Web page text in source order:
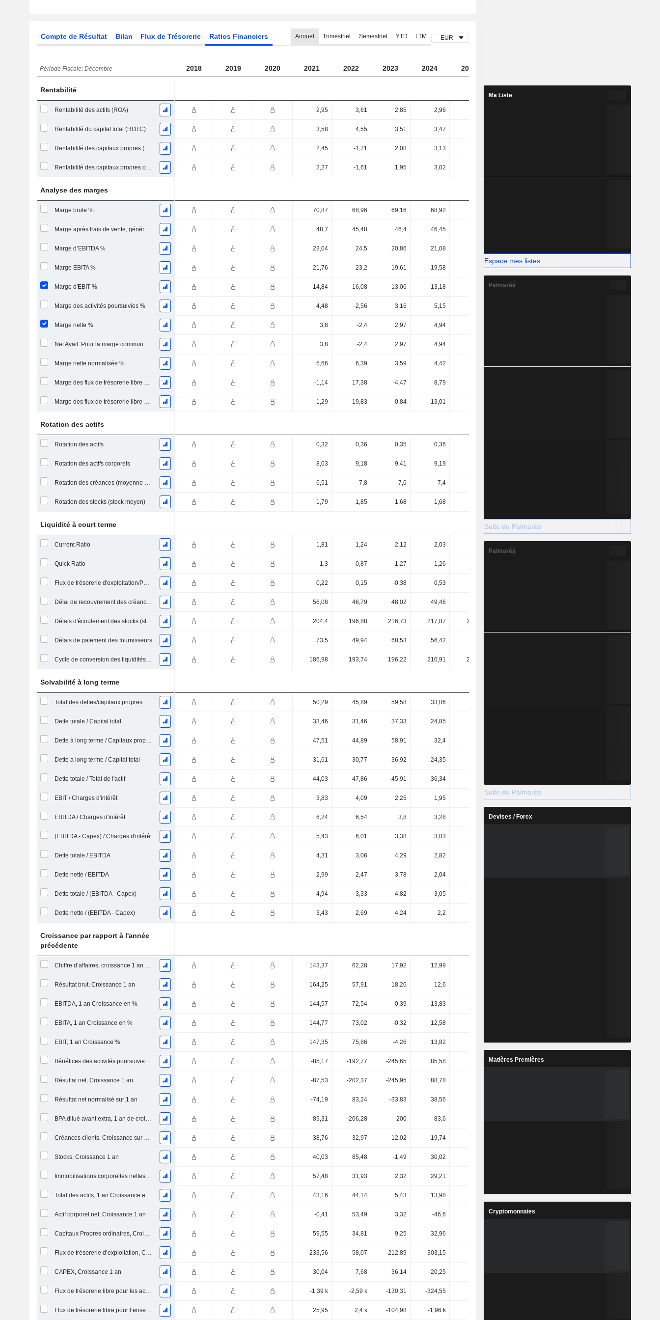
Compte de Résultat Bilan Flux de Trésorerie Ratios Financiers Annuel Trimestriel Semestriel YTD LTM EUR
Période Fiscale: Décembre 2018 2019 2020 2021 2022 2023 2024 2025
Rentabilité
Rentabilité des actifs (ROA) 2,95 3,61 2,85 2,96
Rentabilité du capital total (ROTC) 3,58 4,55 3,51 3,47
Rentabilité des capitaux propres (ROE) 2,45 -1,71 2,08 3,13
Rentabilité des capitaux propres ordinaires 2,27 -1,61 1,95 3,02
Analyse des marges
Marge brute % 70,87 68,96 69,16 68,92
Marge après frais de vente, généraux et administratifs % 48,7 45,48 46,4 46,45
Marge d’EBITDA % 23,04 24,5 20,86 21,08
Marge EBITA % 21,76 23,2 19,61 19,58 21,81
Marge d'EBIT % 14,84 16,08 13,06 13,18
Marge des activités poursuivies % 4,48 -2,56 3,16 5,15
Marge nette % 3,8 -2,4 2,97 4,94
Net Avail. Pour la marge commune % 3,8 -2,4 2,97 4,94
Marge nette normalisée % 5,66 6,39 3,59 4,42
Marge des flux de trésorerie libre pour les actionnaires -1,14 17,38 -4,47 8,79
Marge des flux de trésorerie libre pour l’ensemble des pourvoyeurs de fonds 1,29 19,83 -0,84 13,01
Rotation des actifs
Rotation des actifs 0,32 0,36 0,35 0,36
Rotation des actifs corporels 8,03 9,18 9,41 9,19
Rotation des créances (moyenne des créances) 6,51 7,8 7,6 7,4
Rotation des stocks (stock moyen) 1,79 1,85 1,68 1,68
Liquidité à court terme
Current Ratio 1,81 1,24 2,12 2,03
Quick Ratio 1,3 0,87 1,27 1,26
Flux de trésorerie d'exploitation/Passif à court terme 0,22 0,15 -0,38 0,53
Délai de recouvrement des créances (moyenne des créances) 56,08 46,79 48,02 49,46
Délais d'écoulement des stocks (stocks moyens) 204,4 196,88 216,73 217,87 218,81
Délais de paiement des fournisseurs 73,5 49,94 68,53 56,42
Cycle de conversion des liquidités (jours moyens) 186,98 193,74 196,22 210,91 210,01
Solvabilité à long terme
Total des dettes/capitaux propres 50,29 45,89 59,58 33,06
Dette totale / Capital total 33,46 31,46 37,33 24,85
Dette à long terme / Capitaux propres 47,51 44,89 58,91 32,4
Dette à long terme / Capital total 31,61 30,77 36,92 24,35
Dette totale / Total de l'actif 44,03 47,86 45,91 36,34
EBIT / Charges d'intérêt 3,83 4,09 2,25 1,95 3,28
EBITDA / Charges d'intérêt 6,24 6,54 3,8 3,28
(EBITDA - Capex) / Charges d'intérêt 5,43 6,01 3,38 3,03
Dette totale / EBITDA 4,31 3,06 4,29 2,82
Dette nette / EBITDA 2,99 2,47 3,78 2,04
Dette totale / (EBITDA - Capex) 4,94 3,33 4,82 3,05
Dette nette / (EBITDA - Capex) 3,43 2,69 4,24 2,2
Croissance par rapport à l'année
précédente
Chiffre d’affaires, croissance 1 an (%) 143,37 62,28 17,92 12,99
Résultat brut, Croissance 1 an 164,25 57,91 18,26 12,6
EBITDA, 1 an Croissance en % 144,57 72,54 0,39 13,83
EBITA, 1 an Croissance en % 144,77 73,02 -0,32 12,58
EBIT, 1 an Croissance % 147,35 75,86 -4,26 13,82 29,14
Bénéfices des activités poursuivies, Croissance 1 an -85,17 -192,77 -245,65 85,58
Résultat net, Croissance 1 an -87,53 -202,37 -245,95 88,78
Résultat net normalisé sur 1 an -74,19 83,24 -33,83 38,56
BPA dilué avant extra, 1 an de croissance -89,31 -206,28 -200 83,6
Créances clients, Croissance sur 1 an 38,76 32,97 12,02 19,74
Stocks, Croissance 1 an 40,03 85,48 -1,49 30,02
Immobilisations corporelles nettes, 1 an Croissance 57,48 31,93 2,32 29,21
Total des actifs, 1 an Croissance en % 43,16 44,14 5,43 13,98 0
Actif corporel net, Croissance 1 an -0,41 53,49 3,32 -46,6
Capitaux Propres ordinaires, Croissance 1 an 59,55 34,81 9,25 32,96
Flux de trésorerie d’exploitation, Croissance 1 an 233,56 58,07 -212,89 -303,15
CAPEX, Croissance 1 an 30,04 7,68 36,14 -20,25
Flux de trésorerie libre pour les actionnaires FCFE, Croissance 1 an -1,39 k -2,59 k -130,31 -324,55
Flux de trésorerie libre pour l’ensemble des pourvoyeurs de fonds (créanciers et actionnaires) FCFF, Croissance 1 an 25,95 2,4 k -104,98 -1,96 k
Ma Liste
Espace mes listes
Palmarès
Suite du Palmarès
Palmarès
Suite du Palmarès
Devises / Forex
Matières Premières
Cryptomonnaies